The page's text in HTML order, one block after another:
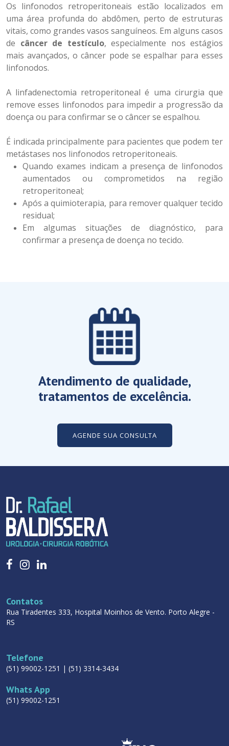
Os linfonodos retroperitoneais estão localizados em
uma área profunda do abdômen, perto de estruturas
vitais, como grandes vasos sanguíneos. Em alguns casos
de câncer de testículo, especialmente nos estágios
mais avançados, o câncer pode se espalhar para esses
linfonodos.
A linfadenectomia retroperitoneal é uma cirurgia que
remove esses linfonodos para impedir a progressão da
doença ou para confirmar se o câncer se espalhou.
É indicada principalmente para pacientes que podem ter
metástases nos linfonodos retroperitoneais.
Quando exames indicam a presença de linfonodos
aumentados ou comprometidos na região
retroperitoneal;
Após a quimioterapia, para remover qualquer tecido
residual;
Em algumas situações de diagnóstico, para
confirmar a presença de doença no tecido.
Atendimento de qualidade,
tratamentos de excelência.
AGENDE SUA CONSULTA
Contatos
Rua Tiradentes 333, Hospital Moinhos de Vento. Porto Alegre -
RS
Telefone
(51) 99002-1251 | (51) 3314-3434
Whats App
(51) 99002-1251